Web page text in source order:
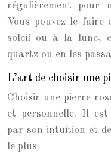
régulièrement pour
Vous pouvez le faire
soleil ou à la lune,
quartz ou en les
L’art de choisir une
Choisir une pierre
et personnelle. Il
par son intuition et
le plus.